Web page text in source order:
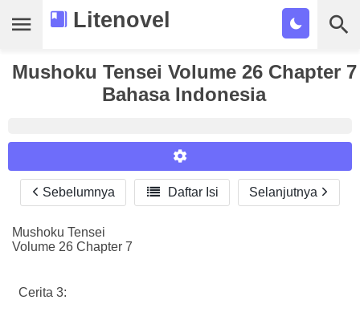
Litenovel
Daftar Novel
Tags
Bookmark
Cari
Mushoku Tensei Volume 26 Chapter 7
Bahasa Indonesia
Reader Settings
Font :
Titillium Web
Sebelumnya  Daftar Isi Selanjutnya
Mushoku Tensei
Volume 26 Chapter 7
Cerita 3: